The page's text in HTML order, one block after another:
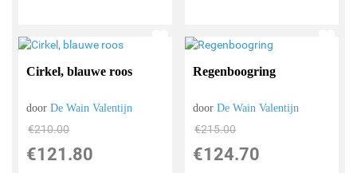
Cirkel, blauwe roos
doorDe Wain Valentijn
€210.00
€121.80
Regenboogring
doorDe Wain Valentijn
€215.00
€124.70